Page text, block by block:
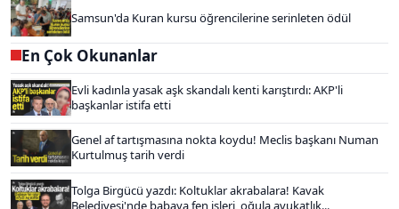
Samsun'da Kuran kursu öğrencilerine serinleten ödül
En Çok Okunanlar
Evli kadınla yasak aşk skandalı kenti karıştırdı: AKP'li
başkanlar istifa etti
Genel af tartışmasına nokta koydu! Meclis başkanı Numan
Kurtulmuş tarih verdi
Tolga Birgücü yazdı: Koltuklar akrabalara! Kavak
Belediyesi'nde babaya fen işleri, oğula avukatlık...